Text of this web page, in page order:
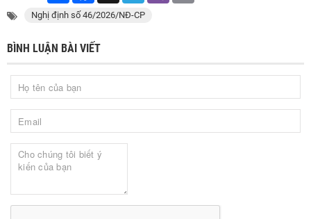
Nghị định số 46/2026/NĐ-CP
BÌNH LUẬN BÀI VIẾT